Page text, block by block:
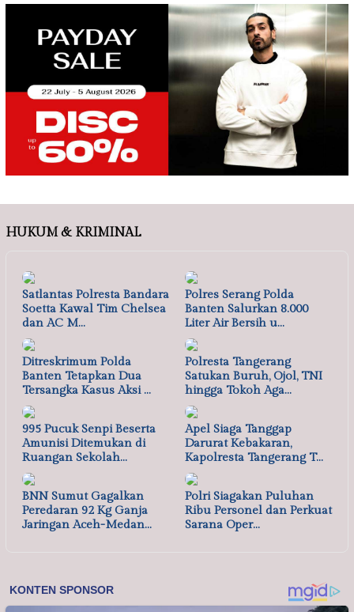
HUKUM & KRIMINAL
Satlantas Polresta Bandara
Soetta Kawal Tim Chelsea
dan AC M…
Polres Serang Polda
Banten Salurkan 8.000
Liter Air Bersih u…
Ditreskrimum Polda
Banten Tetapkan Dua
Tersangka Kasus Aksi …
Polresta Tangerang
Satukan Buruh, Ojol, TNI
hingga Tokoh Aga…
995 Pucuk Senpi Beserta
Amunisi Ditemukan di
Ruangan Sekolah…
Apel Siaga Tanggap
Darurat Kebakaran,
Kapolresta Tangerang T…
BNN Sumut Gagalkan
Peredaran 92 Kg Ganja
Jaringan Aceh-Medan…
Polri Siagakan Puluhan
Ribu Personel dan Perkuat
Sarana Oper…